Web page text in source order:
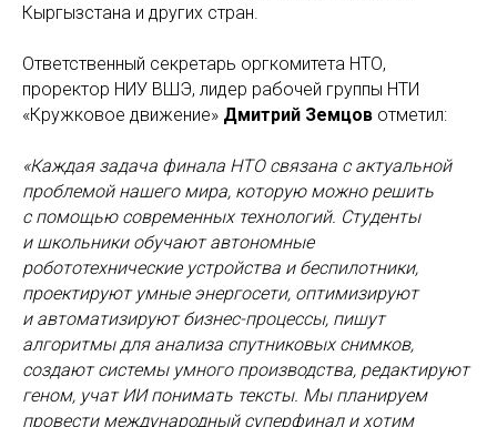
Кыргызстана и других стран.
Ответственный секретарь оргкомитета НТО,
проректор НИУ ВШЭ, лидер рабочей группы НТИ
«Кружковое движение» Дмитрий Земцов отметил:
«Каждая задача финала НТО связана с актуальной
проблемой нашего мира, которую можно решить
с помощью современных технологий. Студенты
и школьники обучают автономные
робототехнические устройства и беспилотники,
проектируют умные энергосети, оптимизируют
и автоматизируют бизнес-процессы, пишут
алгоритмы для анализа спутниковых снимков,
создают системы умного производства, редактируют
геном, учат ИИ понимать тексты. Мы планируем
провести международный суперфинал и хотим